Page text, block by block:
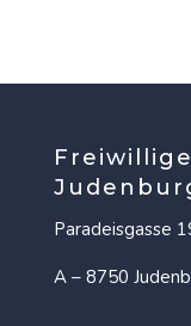
Paradeisgasse
A – 8750